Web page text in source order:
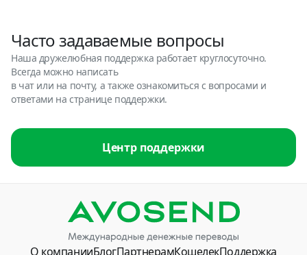
Часто задаваемые вопросы
Наша дружелюбная поддержка работает круглосуточно.
Всегда можно написать
в чат или на почту, а также ознакомиться с вопросами и
ответами на странице поддержки.
Центр поддержки
О компанииБлогПартнерамКошелекПоддержка